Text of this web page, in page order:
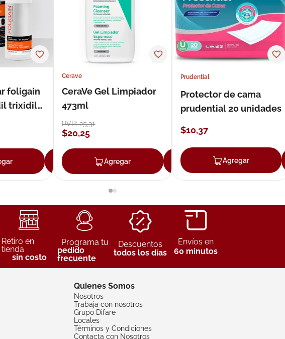
foligain
trixidil
Agregar
Cerave
CeraVe Gel Limpiador
473ml
PVP:25,31
$20,25
Agregar Agregar
Prudential
Protector de cama
prudential 20 unidades
$10,37
Agregar
Retiro en
tienda
sin costo
Programa tu
pedido
frecuente
Descuentos
todos los días
Envíos en
60 minutos
Quienes Somos
Nosotros
Trabaja con nosotros
Grupo Difare
Locales
Términos y Condiciones
Contacta con Nosotros